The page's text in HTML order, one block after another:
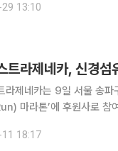
로만 생각하기 쉽지만 실
13:10
트라제네카, 신경섬
라제네카는 9일 서울 송파
마라톤’에 후원사로 참
세계 신경섬유종증
18:17